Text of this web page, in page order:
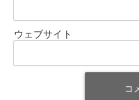
ウェブサイト